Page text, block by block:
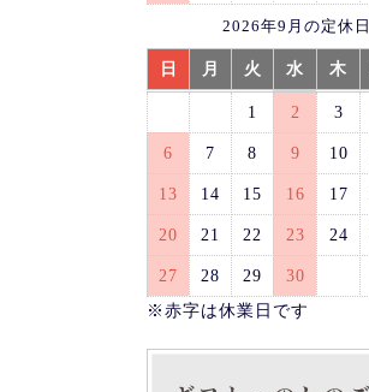
2026年9月の定休日
日 月 火 水 木
1 2 3
6 7 8 9 10
13 14 15 16 17
20 21 22 23 24
27 28 29
30
※赤字は休業日です